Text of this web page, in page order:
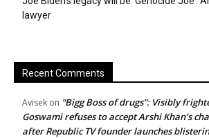
lawyer
Recent Comments
Avisek on “Bigg Boss of drugs”: Visibly
Goswami refuses to accept Arshi Khan’s
after Republic TV founder launches